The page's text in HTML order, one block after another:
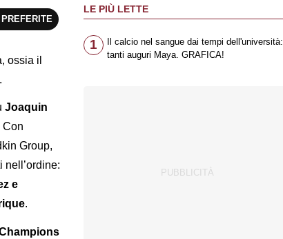
ossia il
Joaquin
Con
Group,
nell’ordine:
e
.
LE PIÙ LETTE
1
Il calcio nel sangue dai tempi dell'università:
tanti auguri Maya. GRAFICA!